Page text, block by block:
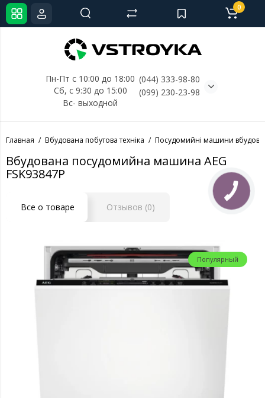
Пн-Пт с 10:00 до 18:00
Сб, с 9:30 до 15:00
Вс- выходной
(044) 333-98-80
(099) 230-23-98
0
Главная Вбудована побутова техніка Посудомийні машини
Вбудована посудомийна машина AEG
FSK93847P
Все о товаре Отзывов (0)
Популярный